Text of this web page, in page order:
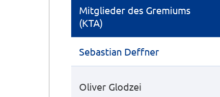
Mitglieder des Gremiums
(KTA)
Sebastian Deffner
Oliver Glodzei